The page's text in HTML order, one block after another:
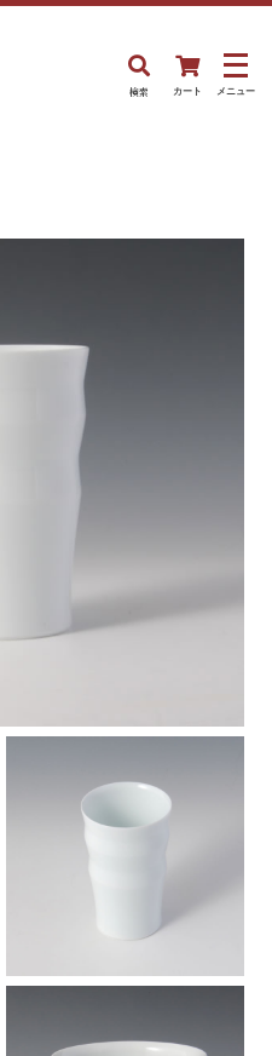
検索 カート メニュー